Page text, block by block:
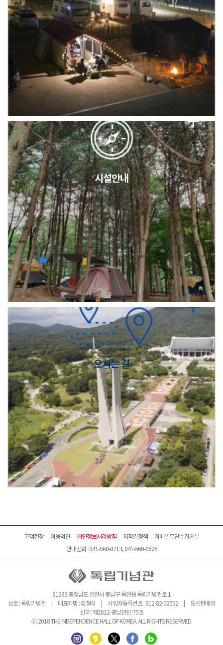
캠핑장(9월1일~6일) 미운영 공지
[6/1]전산시스템 점검 및 안정화에 따른 서비스 이용 제한 안내
시설안내
오시는 길
고객헌장 이용약관 개인정보처리방침 저작권정책
이메일무단수집거부
안내전화 041-560-0713, 041-560-0625
31232 충청남도 천안시 동남구 목천읍 독립기념관로 1
상호 : 독립기념관 | 대표자명 : 김형석 | 사업자등록번호 : 312-82-02552 | 통신판매업
신고 : 제2012-충남천안-75호
ⓒ 2018 THE INDEPENDENCE HALL OF KOREA. ALL RIGHTS RESERVED.